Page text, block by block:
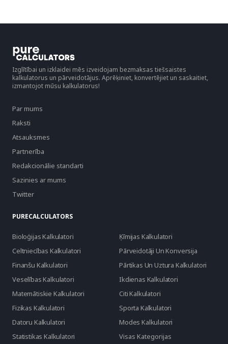
Izglītībai un izklaidei mēs izveidojam bezmaksas tiešsaistes
kalkulatorus un pārveidotājus. Aprēķiniet, konvertējiet un saskaitiet,
izmantojot mūsu kalkulatorus!
Par mums
Raksti
Atsauksmes
Partnerība
Redakcionālie standarti
Sazinies ar mums
Twitter
PURECALCULATORS
Bioloģijas Kalkulatori
Ķīmijas Kalkulatori
Celtniecības Kalkulatori
Pārveidotāji Un Konversija
Finanšu Kalkulatori
Pārtikas Un Uztura Kalkulatori
Veselības Kalkulatori
Ikdienas Kalkulatori
Matemātiskie Kalkulatori
Citi Kalkulatori
Fizikas Kalkulatori
Sporta Kalkulatori
Datoru Kalkulatori
Modes Kalkulatori
Statistikas Kalkulatori
Visas Kategorijas